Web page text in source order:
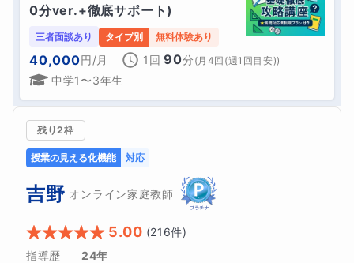
0分ver.+徹底サポート)
三者面談あり タイプ別 無料体験あり
40,000円/月 1回 90分 ( 月4回(週1回目安))
中学1〜3年生
残り2枠
授業の見える化機能 対応
吉野 オンライン家庭教師
5.00 (216件)
指導歴
24年